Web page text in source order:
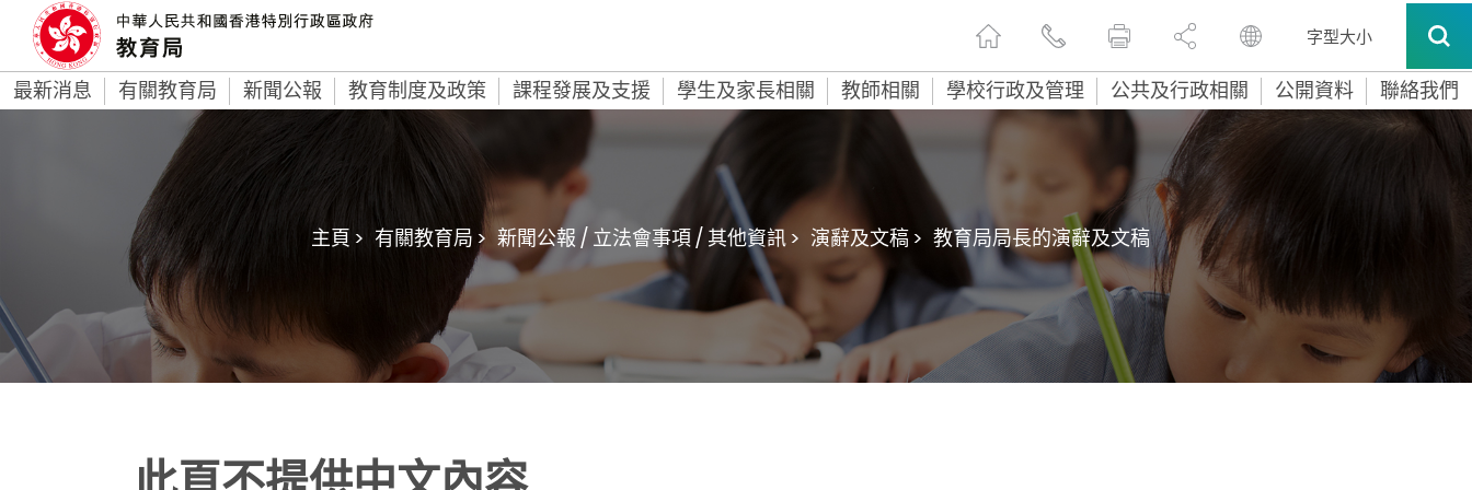
字型大小
最新消息 有關教育局 新聞公報 教育制度及政策 課程發展及支援 學生及家長相關 教師相關 學校行政及管理 公共及行政相關 公開資料 聯絡我們
主頁 > 有關教育局 > 新聞公報 / 立法會事項 / 其他資訊 > 演辭及文稿 > 教育局局長的演辭及文稿